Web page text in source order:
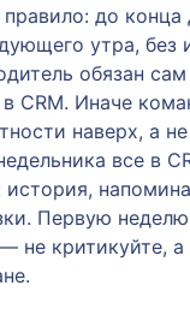
до конца
утра, без
обязан
CRM. Иначе
наверх, а
все в
Первую
не критикуйте, а